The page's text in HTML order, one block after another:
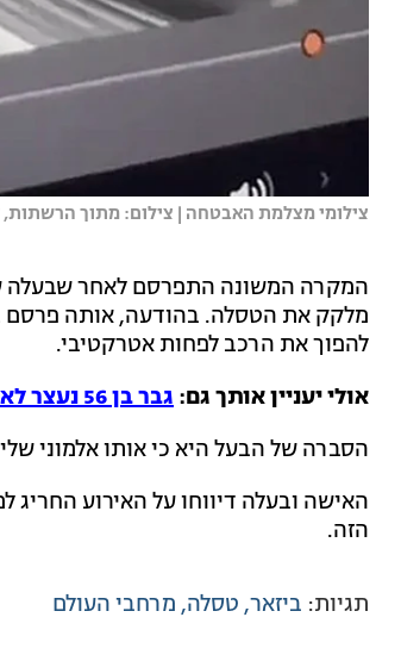
צילומי מצלמת האבטחה | צילום: מתוך הרשתות, לפי סעיף 27א לחוק
המקרה המשונה התפרסם לאחר שבעלה
מלקק את הטסלה. בהודעה, אותה פרסם
להפוך את הרכב לפחות אטרקטיבי.
אולי יעניין אותך גם: גבר בן 56 נעצר לאחר שביצע מעשה מגונה בברזייה
הסברה של הבעל היא כי אותו אלמוני
האישה ובעלה דיווחו על האירוע
הזה.
תגיות: ביזאר טסלה מרחבי העולם